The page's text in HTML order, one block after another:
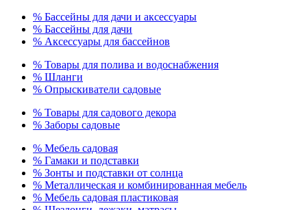
% Бассейны для дачи и аксессуары
% Бассейны для дачи
% Аксессуары для бассейнов
% Товары для полива и водоснабжения
% Шланги
% Опрыскиватели садовые
% Товары для садового декора
% Заборы садовые
% Мебель садовая
% Гамаки и подставки
% Зонты и подставки от солнца
% Металлическая и комбинированная мебель
% Мебель садовая пластиковая